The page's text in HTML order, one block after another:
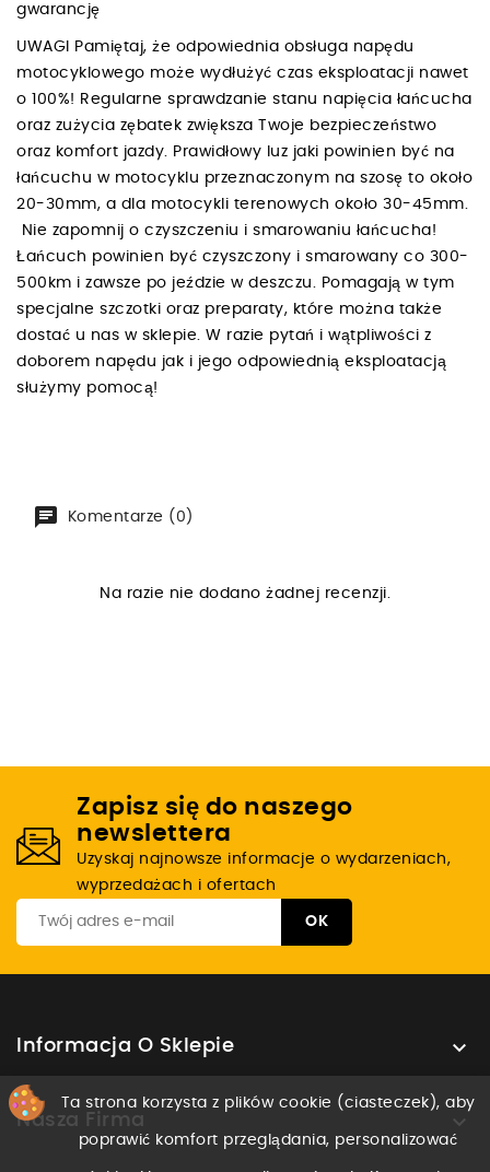
gwarancję
UWAGI Pamiętaj, że odpowiednia obsługa napędu
motocyklowego może wydłużyć czas eksploatacji nawet
o 100%! Regularne sprawdzanie stanu napięcia łańcucha
oraz zużycia zębatek zwiększa Twoje bezpieczeństwo
oraz komfort jazdy. Prawidłowy luz jaki powinien być na
łańcuchu w motocyklu przeznaczonym na szosę to około
20-30mm, a dla motocykli terenowych około 30-45mm.
Nie zapomnij o czyszczeniu i smarowaniu łańcucha!
Łańcuch powinien być czyszczony i smarowany co 300-
500km i zawsze po jeździe w deszczu. Pomagają w tym
specjalne szczotki oraz preparaty, które można także
dostać u nas w sklepie. W razie pytań i wątpliwości z
doborem napędu jak i jego odpowiednią eksploatacją
służymy pomocą!
Komentarze (0)
Na razie nie dodano żadnej recenzji.
Zapisz się do naszego
newslettera
Uzyskaj najnowsze informacje o wydarzeniach,
wyprzedażach i ofertach
Informacja O Sklepie 
Nasza Firma 
Ta strona korzysta z plików cookie (ciasteczek), aby
poprawić komfort przeglądania, personalizować